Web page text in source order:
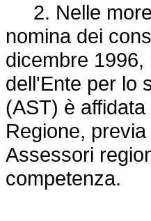
2. Nelle more
nomina dei
dicembre
dell'Ente per lo
(AST) è
Regione,
Assessori
competenza.